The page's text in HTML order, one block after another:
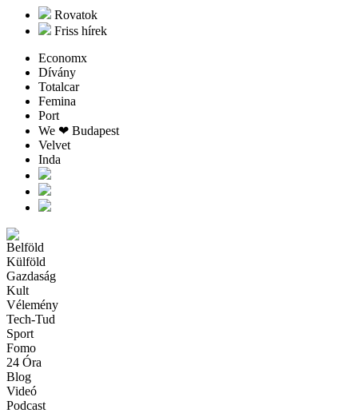
Rovatok
Friss hírek
Economx
Dívány
Totalcar
Femina
Port
We ❤︎ Budapest
Velvet
Inda
Belföld
Külföld
Gazdaság
Kult
Vélemény
Tech-Tud
Sport
Fomo
24 Óra
Blog
Videó
Podcast